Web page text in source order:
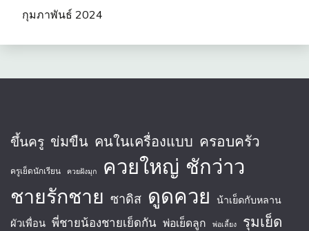
กุมภาพันธ์ 2024
ขึ้นครู ข่มขืน คนในเครื่องแบบ ครอบครัว
ครูเย็ดนักเรียน ควยฝังมุก ควยใหญ่ ชักว่าว
ชายรักชาย ซาดิส ดูดควย น้าเย็ดกับหลาน
ผัวเพื่อน พี่ชายน้องชายเย็ดกัน พ่อเย็ดลูก พ่อเลี้ยง รุมเย็ด